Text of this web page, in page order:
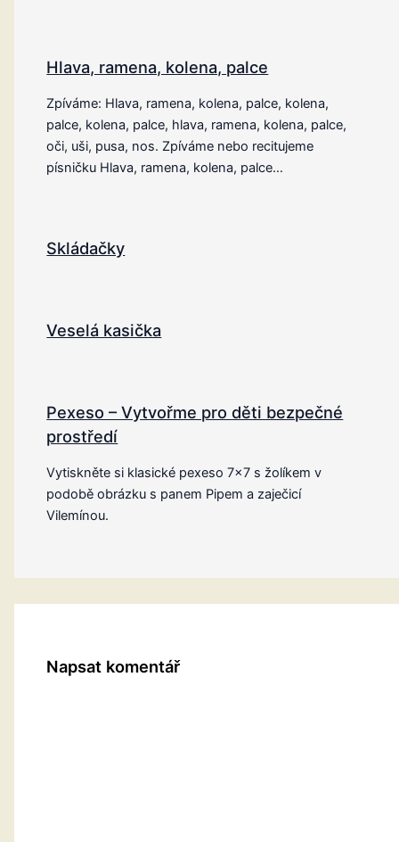
Hlava, ramena, kolena, palce
Zpíváme: Hlava, ramena, kolena, palce, kolena,
palce, kolena, palce, hlava, ramena, kolena, palce,
oči, uši, pusa, nos. Zpíváme nebo recitujeme
písničku Hlava, ramena, kolena, palce…
Skládačky
Veselá kasička
Pexeso – Vytvořme pro děti bezpečné
prostředí
Vytiskněte si klasické pexeso 7×7 s žolíkem v
podobě obrázku s panem Pipem a zaječicí
Vilemínou.
Napsat komentář